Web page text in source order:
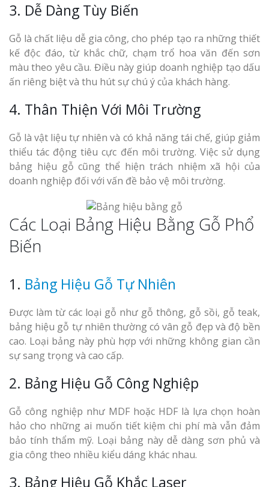
3. Dễ Dàng Tùy Biến
Gỗ là chất liệu dễ gia công, cho phép tạo ra những thiết
kế độc đáo, từ khắc chữ, chạm trổ hoa văn đến sơn
màu theo yêu cầu. Điều này giúp doanh nghiệp tạo dấu
ấn riêng biệt và thu hút sự chú ý của khách hàng.
4. Thân Thiện Với Môi Trường
Gỗ là vật liệu tự nhiên và có khả năng tái chế, giúp giảm
thiểu tác động tiêu cực đến môi trường. Việc sử dụng
bảng hiệu gỗ cũng thể hiện trách nhiệm xã hội của
doanh nghiệp đối với vấn đề bảo vệ môi trường.
Các Loại Bảng Hiệu Bằng Gỗ Phổ
Biến
1. Bảng Hiệu Gỗ Tự Nhiên
Được làm từ các loại gỗ như gỗ thông, gỗ sồi, gỗ teak,
bảng hiệu gỗ tự nhiên thường có vân gỗ đẹp và độ bền
cao. Loại bảng này phù hợp với những không gian cần
sự sang trọng và cao cấp.
2. Bảng Hiệu Gỗ Công Nghiệp
Gỗ công nghiệp như MDF hoặc HDF là lựa chọn hoàn
hảo cho những ai muốn tiết kiệm chi phí mà vẫn đảm
bảo tính thẩm mỹ. Loại bảng này dễ dàng sơn phủ và
gia công theo nhiều kiểu dáng khác nhau.
3. Bảng Hiệu Gỗ Khắc Laser